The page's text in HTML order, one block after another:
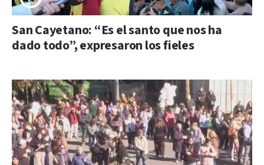
San Cayetano: “Es el santo que nos ha
dado todo”, expresaron los fieles